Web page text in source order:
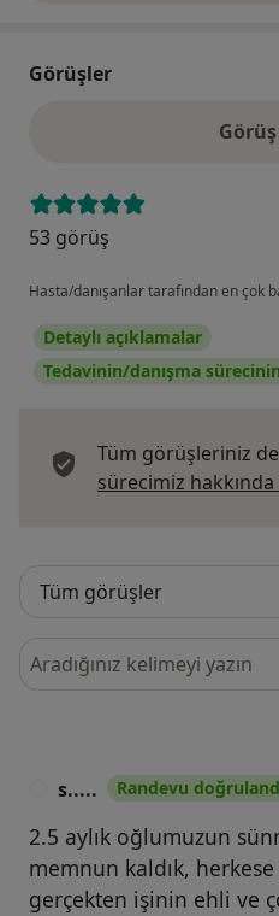
Görüşler
53 görüş
Hasta/danışanlar tarafından en çok
Detaylı açıklamalar
Tedavinin/danışma
Tüm görüşleriniz
sürecimiz
Görüşler içerisinde ara
s..... Randevu
2.5 aylık oğlumuzun
memnun kaldık,
gerçekten işinin ehli ve